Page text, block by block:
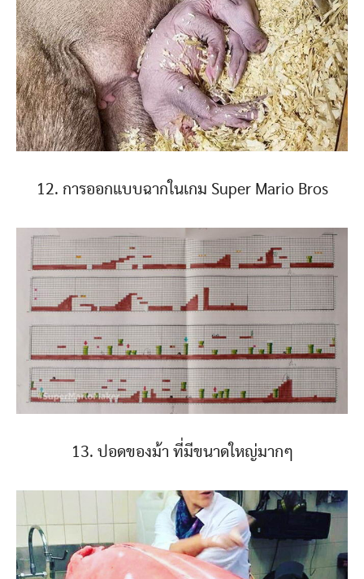
12. การออกแบบฉากในเกม Super Mario Bros
13. ปอดของม้า ที่มีขนาดใหญ่มากๆ